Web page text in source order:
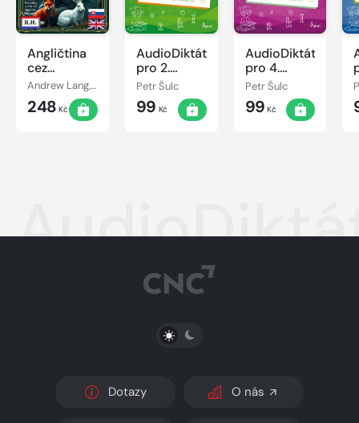
Angličtina
cez
rozprávky
(7+)
Andrew Lang, Róbert Hodoši
248 Kč
AudioDiktáty
pro 2.
ročník
Petr Šulc
99 Kč
AudioDiktáty
pro 4.
ročník
Petr Šulc
99 Kč
PŘEPNOUT SVĚTLÝ/TMAVÝ REŽIM
Dotazy O nás